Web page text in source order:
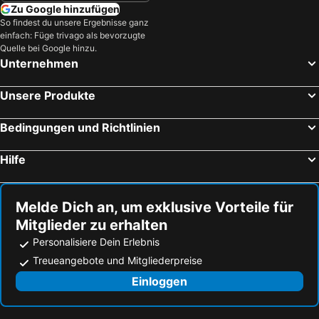
Petrčane Strandhotels
Funtana Strandhotels
Lopar Strandhotels
Veli Lošinj Strandhotels
Premantura Strandhotels
Cres Strandhotels
Senj Strandhotels
Sukošan Strandhotels
Zu Google hinzufügen
So findest du unsere Ergebnisse ganz
einfach: Füge trivago als bevorzugte
Quelle bei Google hinzu.
Unternehmen
Unsere Produkte
Bedingungen und Richtlinien
Hilfe
Melde Dich an, um exklusive Vorteile für
Mitglieder zu erhalten
Personalisiere Dein Erlebnis
Treueangebote und Mitgliederpreise
Einloggen